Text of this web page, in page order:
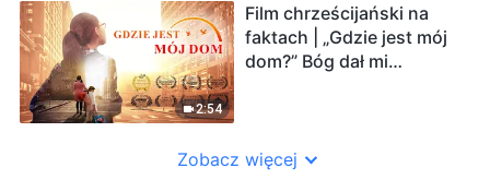
2:54
Film chrześcijański na
faktach | „Gdzie jest mój
dom?” Bóg dał mi
Zobacz więcej